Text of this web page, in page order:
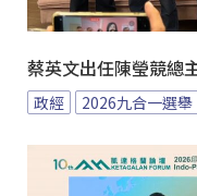
蔡英文出任陳瑩競總
政經 2026九合一選舉